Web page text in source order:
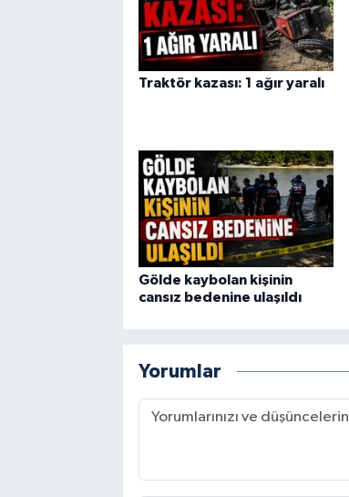
Traktör kazası: 1 ağır yaralı
Gölde kaybolan kişinin
cansız bedenine ulaşıldı
Yorumlar